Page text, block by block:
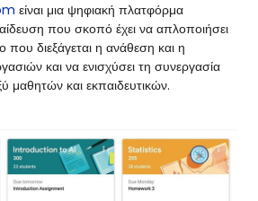
είναι μια ψηφιακή πλατφόρμα
που σκοπό έχει να απλοποιήσει
διεξάγεται η ανάθεση και η
και να ενισχύσει τη συνεργασία
μαθητών και εκπαιδευτικών.